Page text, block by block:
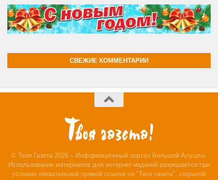
СВЕЖИЕ КОММЕНТАРИИ
© Твоя Газета 2026 – Информационный портал Большой Алушты.
Использование материалов для интернет-изданий разрешается при
условии обязательной прямой ссылки на "Твоя газета", открытой